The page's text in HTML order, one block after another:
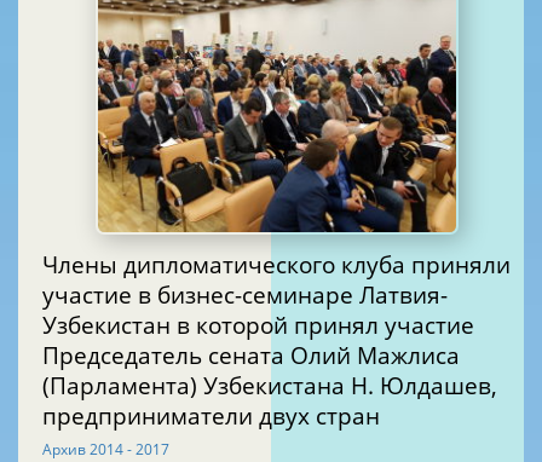
Члены дипломатического клуба приняли
участие в бизнес-семинаре Латвия-
Узбекистан в которой принял участие
Председатель сената Олий Мажлиса
(Парламента) Узбекистана Н. Юлдашев,
предприниматели двух стран
Архив 2014 - 2017